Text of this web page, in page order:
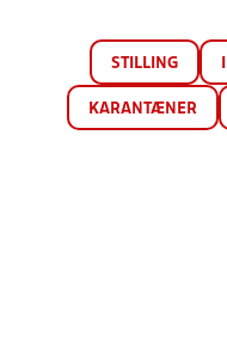
STILLING
KARANTÆNER